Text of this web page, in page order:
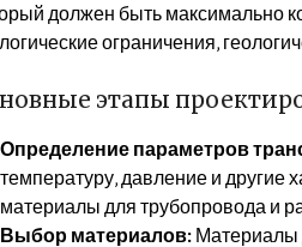
должен быть максимально
ограничения‚
этапы
Определение параметров
температуру‚ давление и другие
материалы для трубопровода и
Выбор материалов: Материалы